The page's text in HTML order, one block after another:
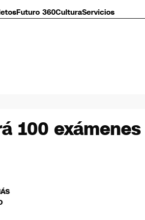
Futuro 360CulturaServicios
100